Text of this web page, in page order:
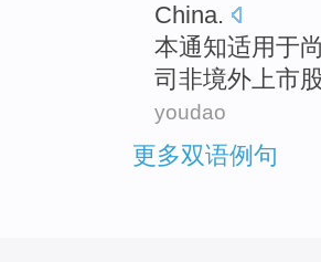
China.
本通知适用于
司 非境外上市
youdao
更多双语例句